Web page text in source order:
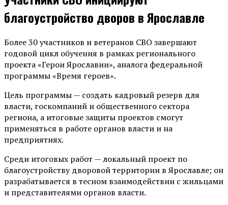
благоустройство дворов в Ярославле
Более 30 участников и ветеранов СВО завершают
годовой цикл обучения в рамках регионального
проекта «Герои Ярославии», аналога федеральной
программы «Время героев».
Цель программы — создать кадровый резерв для
власти, госкомпаний и общественного сектора
региона, а итоговые защиты проектов смогут
применяться в работе органов власти и на
предприятиях.
Среди итоговых работ — локальный проект по
благоустройству дворовой территории в Ярославле; он
разрабатывается в тесном взаимодействии с жильцами
и представителями органов власти.